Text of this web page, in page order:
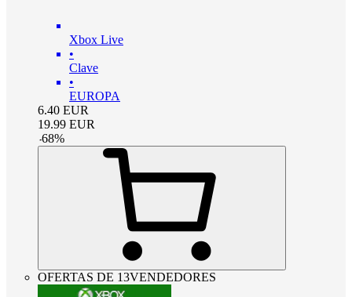
Xbox Live
•
Clave
•
EUROPA
6.40 EUR
19.99 EUR
-68%
OFERTAS DE 13VENDEDORES